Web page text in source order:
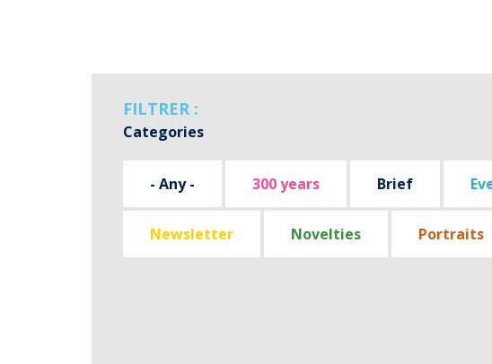
FILTRER :
Categories
- Any - 300 years Brief
Newsletter Novelties Portraits